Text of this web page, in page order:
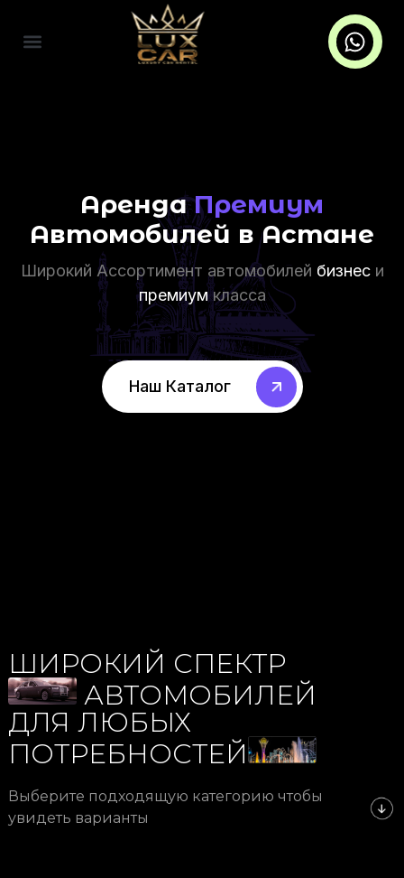
АрендаПремиум
Автомобилей в Астане
Широкий Ассортимент автомобилей бизнеси
премиумкласса
Наш Каталог
ШИРОКИЙ СПЕКТР
АВТОМОБИЛЕЙ
ДЛЯ ЛЮБЫХ
ПОТРЕБНОСТЕЙ
Выберите подходящую категорию чтобы
увидеть варианты